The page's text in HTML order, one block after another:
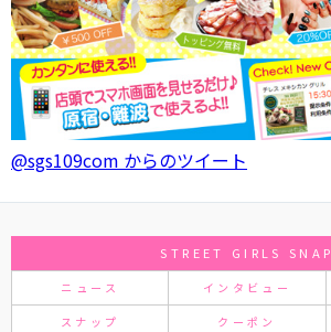
@sgs109com からのツイート
STREET GIRLS SNAP
ニュース インタビュー
スナップ クーポン